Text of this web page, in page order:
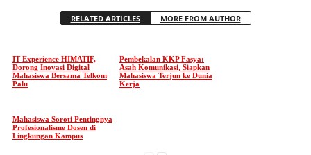
RELATED ARTICLES MORE FROM AUTHOR
IT Experience HIMATIF,
Dorong Inovasi Digital
Mahasiswa Bersama Telkom
Palu
Pembekalan KKP Fasya:
Asah Komunikasi, Siapkan
Mahasiswa Terjun ke Dunia
Kerja
Mahasiswa Soroti Pentingnya
Profesionalisme Dosen di
Lingkungan Kampus